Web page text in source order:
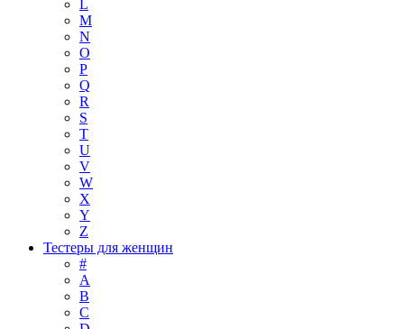
L
M
N
O
P
Q
R
S
T
U
V
W
X
Y
Z
Тестеры для женщин
#
A
B
C